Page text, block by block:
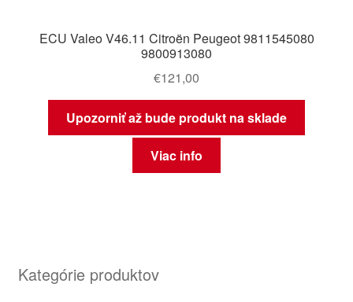
ECU Valeo V46.11 Citroën Peugeot 9811545080
9800913080
€121,00
Upozorniť až bude produkt na sklade
Viac info
Kategórie produktov